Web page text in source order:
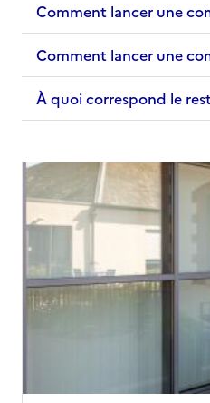
Comment lancer une
Comment lancer une
À quoi correspond le